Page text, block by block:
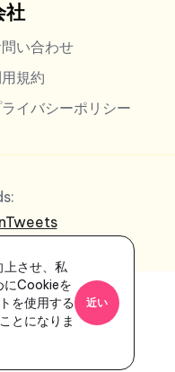
社
い合わせ
規約
イバシーポリシー
上させ、私
にCookieを
を使用する
とになりま
近い